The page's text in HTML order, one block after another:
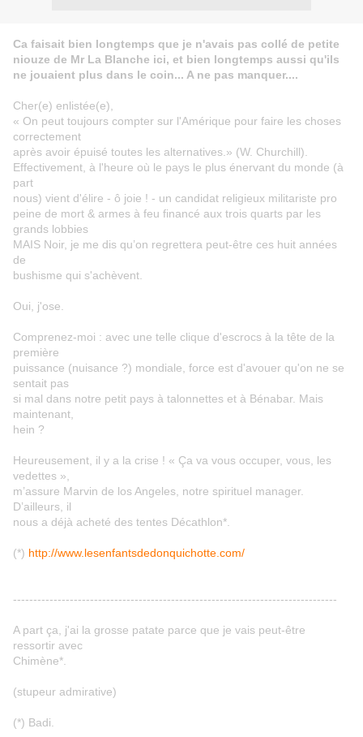
Ca faisait bien longtemps que je n'avais pas collé de petite
niouze de Mr La Blanche ici, et bien longtemps aussi qu'ils
ne jouaient plus dans le coin... A ne pas manquer....
Cher(e) enlistée(e),
« On peut toujours compter sur l'Amérique pour faire les choses
correctement
après avoir épuisé toutes les alternatives.» (W. Churchill).
Effectivement, à l'heure où le pays le plus énervant du monde (à
part
nous) vient d'élire - ô joie ! - un candidat religieux militariste pro
peine de mort & armes à feu financé aux trois quarts par les
grands lobbies
MAIS Noir, je me dis qu’on regrettera peut-être ces huit années
de
bushisme qui s'achèvent.
Oui, j'ose.
Comprenez-moi : avec une telle clique d'escrocs à la tête de la
première
puissance (nuisance ?) mondiale, force est d'avouer qu'on ne se
sentait pas
si mal dans notre petit pays à talonnettes et à Bénabar. Mais
maintenant,
hein ?
Heureusement, il y a la crise ! « Ça va vous occuper, vous, les
vedettes »,
m’assure Marvin de los Angeles, notre spirituel manager.
D’ailleurs, il
nous a déjà acheté des tentes Décathlon*.
(*) http://www.lesenfantsdedonquichotte.com/
--------------------------------------------------------------------------------
A part ça, j'ai la grosse patate parce que je vais peut-être
ressortir avec
Chimène*.
(stupeur admirative)
(*) Badi.